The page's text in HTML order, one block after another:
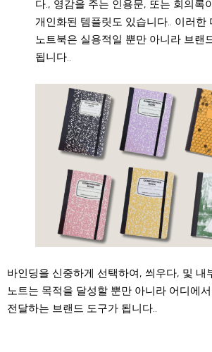
다., 영감을 주는 인용문, 또는 회의록
개인화된 템플릿도 있습니다.. 이러한
노트북은 실용적일 뿐만 아니라 브랜
됩니다..
바인딩을 신중하게 선택하여, 씌우다, 및 내
노트는 목적을 달성할 뿐만 아니라 어디에
전달하는 브랜드 도구가 됩니다..